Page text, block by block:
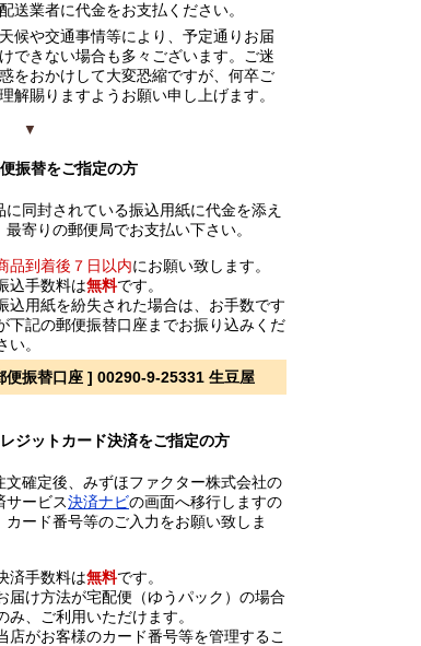
配送業者に代金をお支払ください。
天候や交通事情等により、予定通りお届
けできない場合も多々ございます。ご迷
惑をおかけして大変恐縮ですが、何卒ご
理解賜りますようお願い申し上げます。
▼
振替をご指定の方
に同封されている振込用紙に代金を添え
最寄りの郵便局でお支払い下さい。
品到着後７日以内にお願い致します。
込手数料は無料です。
込用紙を紛失された場合は、お手数です
下記の郵便振替口座までお振り込みくだ
い。
便振替口座 ] 00290-9-25331 生豆屋
ジットカード決済をご指定の方
文確定後、みずほファクター株式会社の
サービス決済ナビの画面へ移行しますの
カード番号等のご入力をお願い致しま
済手数料は無料です。
届け方法が宅配便（ゆうパック）の場合
み、ご利用いただけます。
店がお客様のカード番号等を管理するこ